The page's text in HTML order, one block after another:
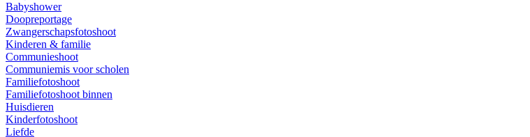
Babyshower
Doopreportage
Zwangerschapsfotoshoot
Kinderen & familie
Communieshoot
Communiemis voor scholen
Familiefotoshoot
Familiefotoshoot binnen
Huisdieren
Kinderfotoshoot
Liefde